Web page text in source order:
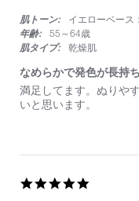
シ
ョ
ン
イ
シ
ャ
ド
テ
ッ
ク
rating
肌トーン:
イエローベース
年齢:
55～64歳
肌タイプ:
乾燥肌
なめらかで発色が長持ち
Review
by
2025
review
stating
か
発
満足してます。ぬりや
いと思います。